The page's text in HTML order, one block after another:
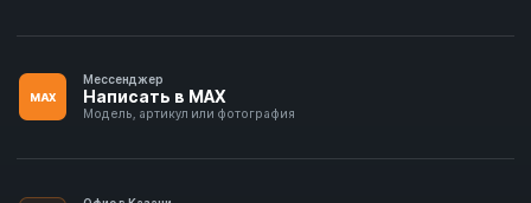
MAX
Мессенджер
Написать в MAX
Модель, артикул или фотография